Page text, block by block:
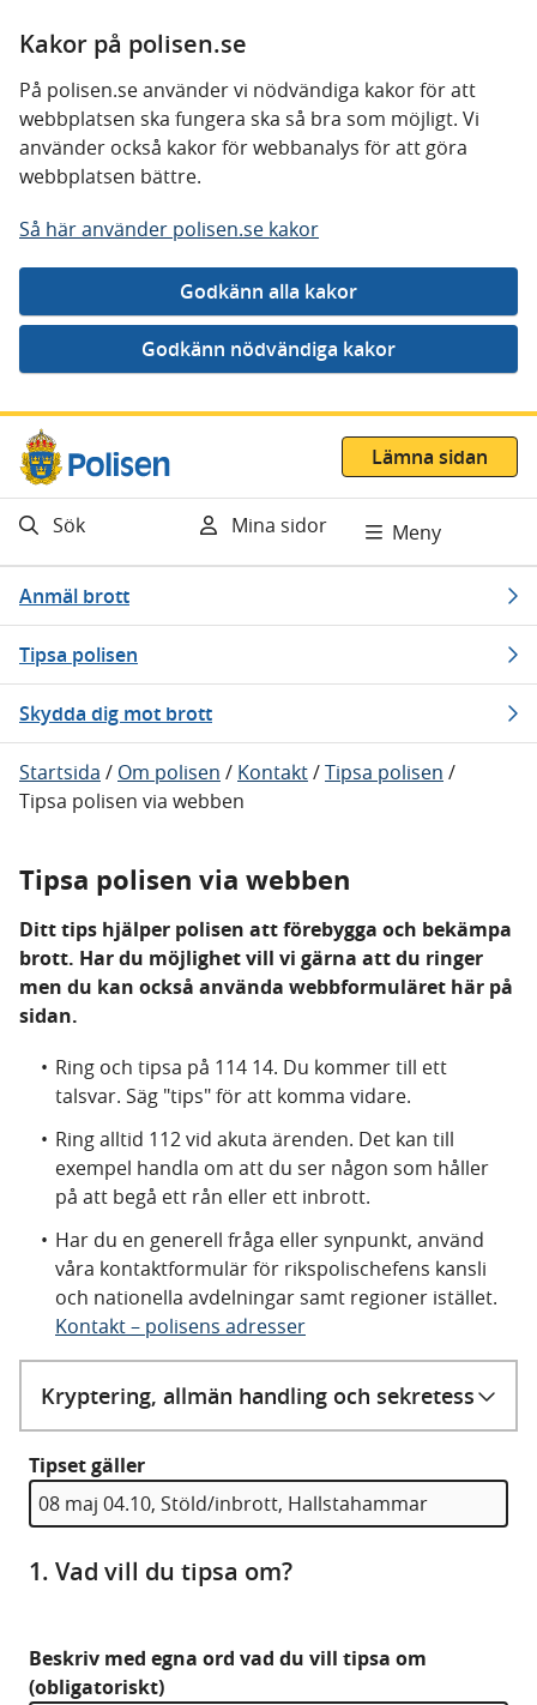
Kakor på polisen.se
På polisen.se använder vi nödvändiga kakor för att
webbplatsen ska fungera ska så bra som möjligt. Vi
använder också kakor för webbanalys för att göra
webbplatsen bättre.
Så här använder polisen.se kakor
Gå direkt till innehåll
Lämna sidan
Sök Mina sidor Meny
Anmäl brott
Tipsa polisen
Skydda dig mot brott
Startsida / Om polisen / Kontakt/Tipsa polisen /
Tipsa polisen via webben
Tipsa polisen via webben
Ditt tips hjälper polisen att förebygga och bekämpa
brott. Har du möjlighet vill vi gärna att du ringer
men du kan också använda webbformuläret här på
sidan.
Ring och tipsa på 114 14. Du kommer till ett
talsvar. Säg "tips" för att komma vidare.
Ring alltid 112 vid akuta ärenden. Det kan till
exempel handla om att du ser någon som håller
på att begå ett rån eller ett inbrott.
Har du en generell fråga eller synpunkt, använd
våra kontaktformulär för rikspolischefens kansli
och nationella avdelningar samt regioner istället.
Kontakt – polisens adresser
Kryptering, allmän handling och sekretess
Tipset gäller
1. Vad vill du tipsa om?
Beskriv med egna ord vad du vill tipsa om
(obligatoriskt)